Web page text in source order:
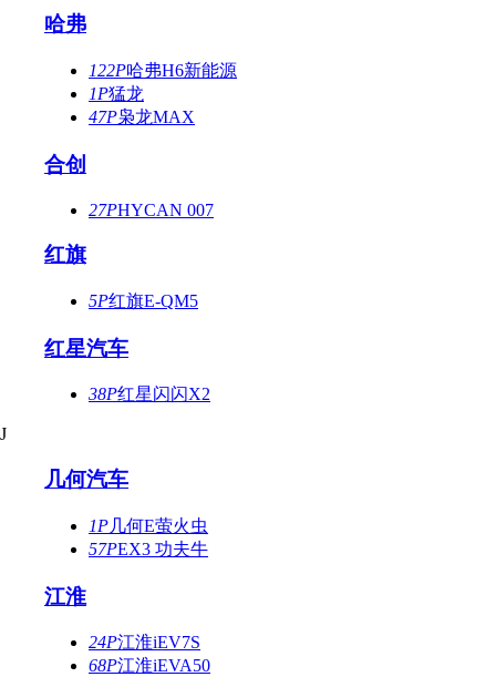
哈弗
122P哈弗H6新能源
1P猛龙
47P枭龙MAX
合创
27PHYCAN 007
红旗
5P红旗E-QM5
红星汽车
38P红星闪闪X2
J
几何汽车
1P几何E萤火虫
57PEX3 功夫牛
江淮
24P江淮iEV7S
68P江淮iEVA50